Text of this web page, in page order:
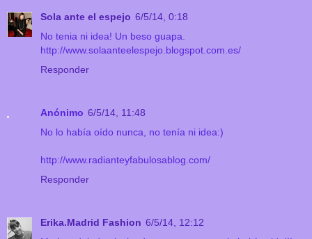
Sola ante el espejo 6/5/14, 0:18
No tenia ni idea! Un beso guapa.
http://www.solaanteelespejo.blogspot.com.es/
Responder
Anónimo 6/5/14, 11:48
No lo había oído nunca, no tenía ni idea:)
http://www.radianteyfabulosablog.com/
Responder
Erika.Madrid Fashion 6/5/14, 12:12